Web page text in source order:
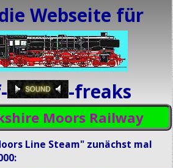
Webseite für
-freaks
Moors Railway
Line Steam" zunächst mal